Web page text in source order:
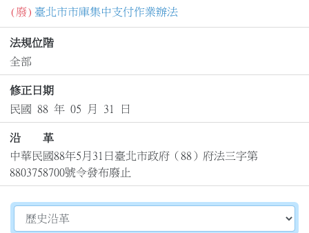
(廢) 臺北市市庫集中支付作業辦法
法規位階
全部
修正日期
民國 88 年 05 月 31 日
沿 革
中華民國88年5月31日臺北市政府（88）府法三字第
8803758700號令發布廢止
切換選擇法規資訊內容